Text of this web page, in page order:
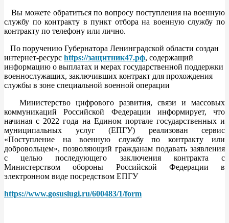
Вы можете обратиться по вопросу поступления на военную
службу по контракту в пункт отбора на военную службу по
контракту по телефону или лично.
По поручению Губернатора Ленинградской области создан
интернет-ресурс https://защитник47.рф, содержащий
информацию о выплатах и мерах государственной поддержки
военнослужащих, заключивших контракт для прохождения
службы в зоне специальной военной операции
Министерство цифрового развития, связи и массовых
коммуникаций Российской Федерации информирует, что
начиная с 2022 года на Едином портале государственных и
муниципальных услуг (ЕПГУ) реализован сервис
«Поступление на военную службу по контракту или
добровольцем», позволяющий гражданам подавать заявления
с целью последующего заключения контракта с
Министерством обороны Российской Федерации в
электронном виде посредством ЕПГУ
https://www.gosuslugi.ru/600483/1/form